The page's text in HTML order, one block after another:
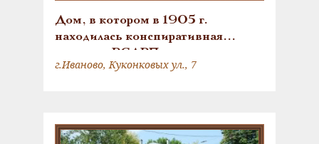
Дом, в котором в 1905 г.
находилась конспиративная
квартира РСДРП
г.Иваново, Куконковых ул., 7